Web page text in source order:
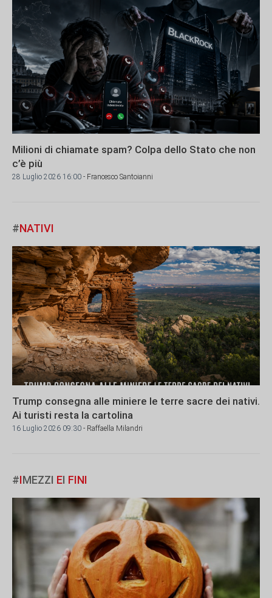
Milioni di chiamate spam? Colpa dello Stato che non
c’è più
28 Luglio 2026 16:00 - Francesco Santoianni
#NATIVI
Trump consegna alle miniere le terre sacre dei nativi.
Ai turisti resta la cartolina
16 Luglio 2026 09:30 - Raffaella Milandri
#IMEZZI EI FINI